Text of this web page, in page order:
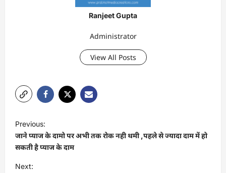
Ranjeet Gupta
Administrator
View All Posts
P
o
s
t
Previous:
जाने प्याज के दामो पर अभी तक रोक नही थमी ,पहले से ज्यादा दाम में हो
सकती है प्याज के दाम
Next: